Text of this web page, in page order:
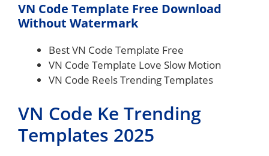
VN Code Template Free Download
Without Watermark
Best VN Code Template Free
VN Code Template Love Slow Motion
VN Code Reels Trending Templates
VN Code Ke Trending
Templates 2025